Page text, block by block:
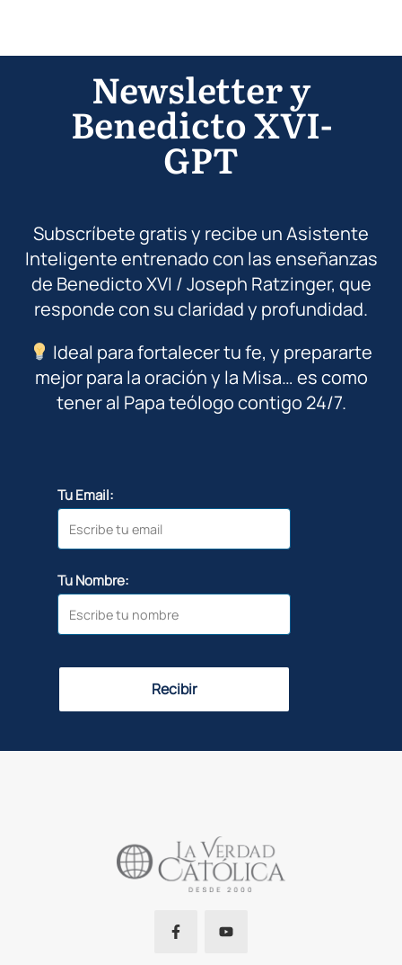
Newsletter y
Benedicto XVI-
GPT
Subscríbete gratis y recibe un Asistente
Inteligente entrenado con las enseñanzas
de Benedicto XVI / Joseph Ratzinger, que
responde con su claridad y profundidad.
Ideal para fortalecer tu fe, y prepararte
mejor para la oración y la Misa… es como
tener al Papa teólogo contigo 24/7.
Tu Email:
Tu Nombre:
Recibir